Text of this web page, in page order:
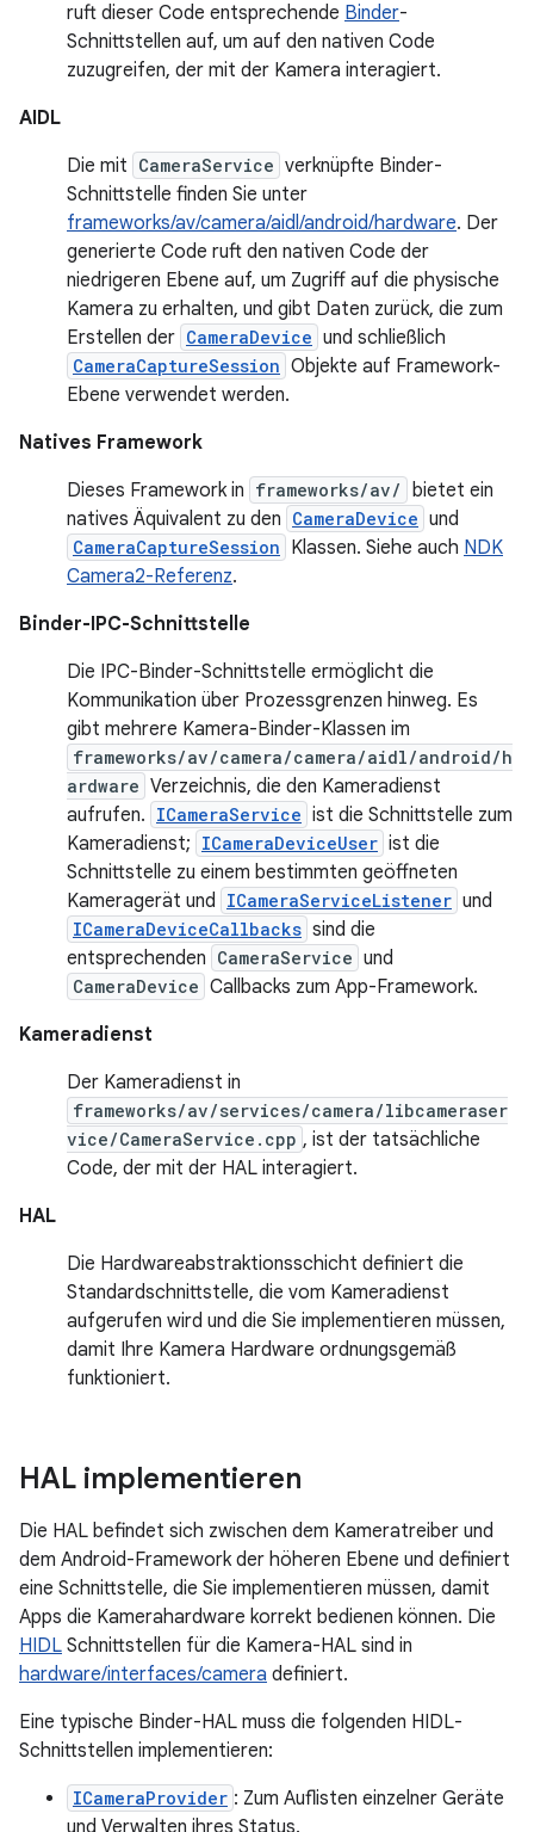
ruft dieser Code entsprechende Binder-
Schnittstellen auf, um auf den nativen Code
zuzugreifen, der mit der Kamera interagiert.
AIDL
Die mit CameraService verknüpfte Binder-
Schnittstelle finden Sie unter
frameworks/av/camera/aidl/android/hardware. Der
generierte Code ruft den nativen Code der
niedrigeren Ebene auf, um Zugriff auf die physische
Kamera zu erhalten, und gibt Daten zurück, die zum
Erstellen der CameraDevice und schließlich
CameraCaptureSession Objekte auf Framework-
Ebene verwendet werden.
Natives Framework
Dieses Framework in frameworks/av/ bietet ein
natives Äquivalent zu den CameraDevice und
CameraCaptureSession Klassen. Siehe auch NDK
Camera2-Referenz.
Binder-IPC-Schnittstelle
Die IPC-Binder-Schnittstelle ermöglicht die
Kommunikation über Prozessgrenzen hinweg. Es
gibt mehrere Kamera-Binder-Klassen im
frameworks/av/camera/camera/aidl/android/h
ardware Verzeichnis, die den Kameradienst
aufrufen. ICameraService ist die Schnittstelle zum
Kameradienst; ICameraDeviceUser ist die
Schnittstelle zu einem bestimmten geöffneten
Kameragerät und ICameraServiceListener und
ICameraDeviceCallbacks sind die
entsprechenden CameraService und
CameraDevice Callbacks zum App-Framework.
Kameradienst
Der Kameradienst in
frameworks/av/services/camera/libcameraser
vice/CameraService.cpp , ist der tatsächliche
Code, der mit der HAL interagiert.
HAL
Die Hardwareabstraktionsschicht definiert die
Standardschnittstelle, die vom Kameradienst
aufgerufen wird und die Sie implementieren müssen,
damit Ihre Kamera Hardware ordnungsgemäß
funktioniert.
HAL implementieren
Die HAL befindet sich zwischen dem Kameratreiber und
dem Android-Framework der höheren Ebene und definiert
eine Schnittstelle, die Sie implementieren müssen, damit
Apps die Kamerahardware korrekt bedienen können. Die
HIDL Schnittstellen für die Kamera-HAL sind in
hardware/interfaces/camera definiert.
Eine typische Binder-HAL muss die folgenden HIDL-
Schnittstellen implementieren:
ICameraProvider : Zum Auflisten einzelner Geräte